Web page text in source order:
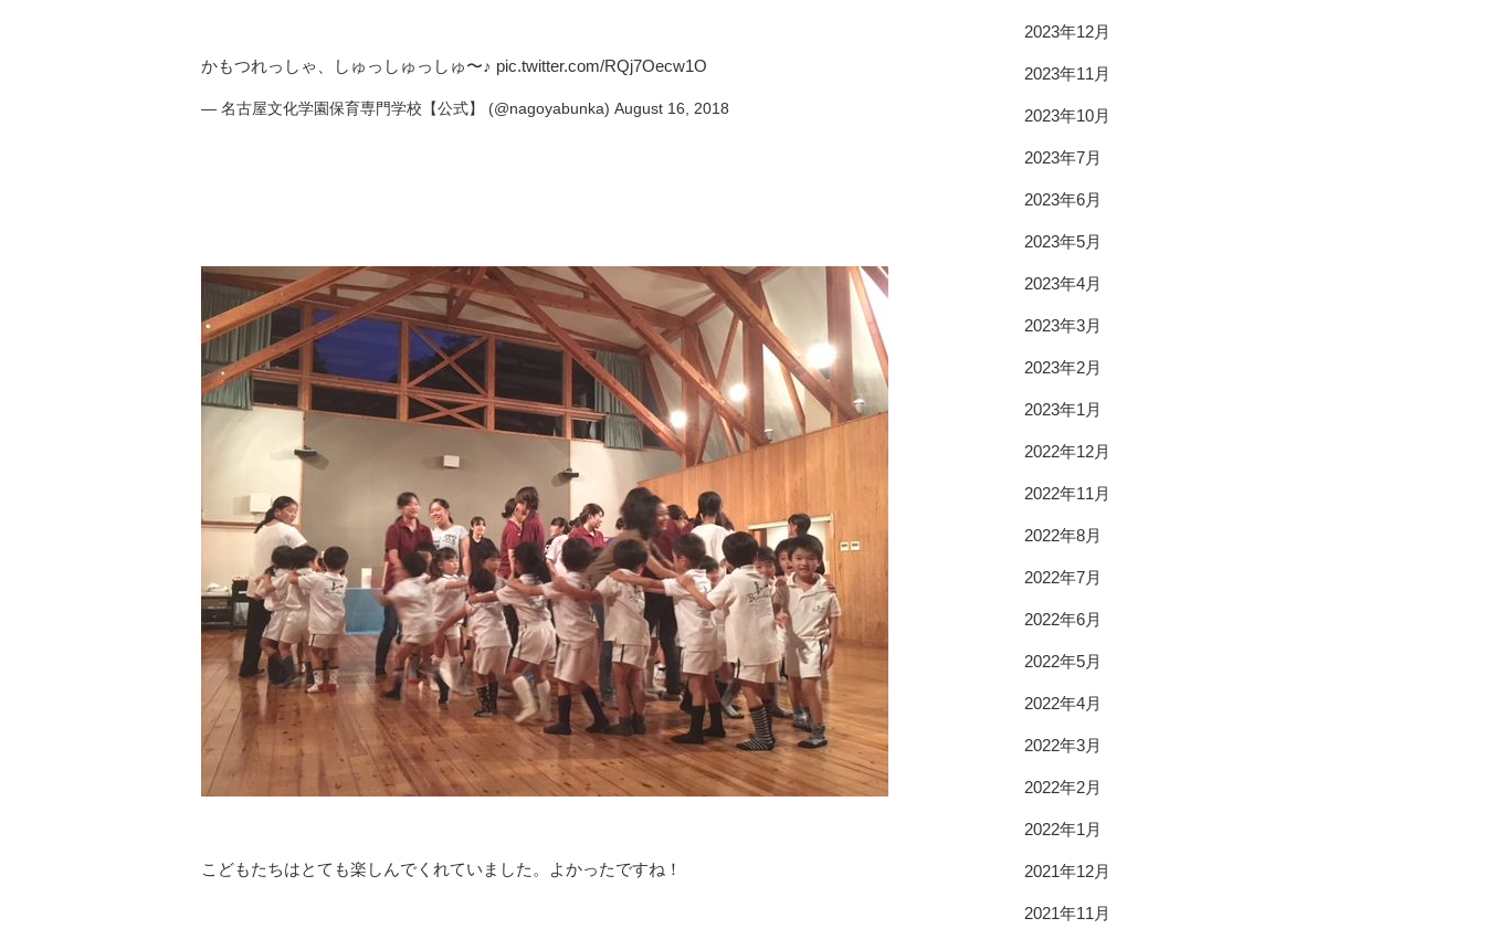
かもつれっしゃ、しゅっしゅっしゅ〜♪ pic.twitter.com/RQj7Oecw1O
— 名古屋文化学園保育専門学校【公式】 (@nagoyabunka) August 16, 2018
こどもたちはとても楽しんでくれていました。よかったですね！
2023年12月
2023年11月
2023年10月
2023年7月
2023年6月
2023年5月
2023年4月
2023年3月
2023年2月
2023年1月
2022年12月
2022年11月
2022年8月
2022年7月
2022年6月
2022年5月
2022年4月
2022年3月
2022年2月
2022年1月
2021年12月
2021年11月